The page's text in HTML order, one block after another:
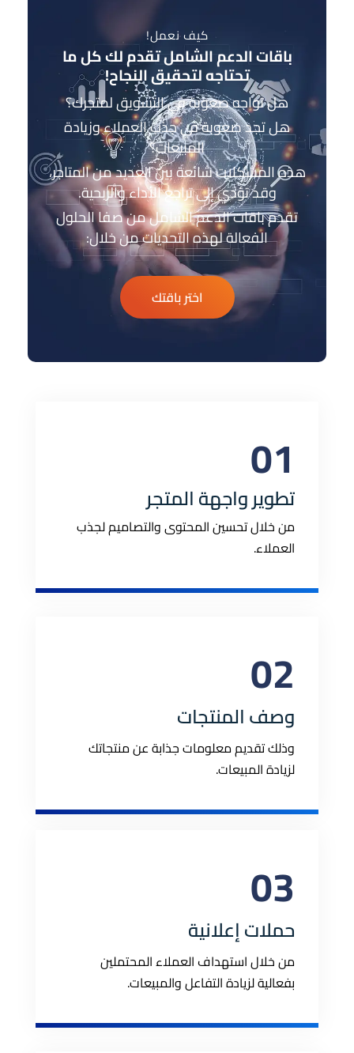
كيف نعمل!
باقات الدعم الشامل تقدم لك كل ما
تحتاجه لتحقيق النجاح!
هل تواجه صعوبة في التسويق لمتجرك؟
هل تجد صعوبة في جذب العملاء وزيادة
المبيعات؟
هذه المشكلات شائعة بين العديد من المتاجر،
وقد تؤدي إلى تراجع الأداء والربحية.
تقدم باقات الدعم الشامل من صفا الحلول
الفعالة لهذه التحديات من خلال:
اختر باقتك
01
تطوير واجهة المتجر
من خلال تحسين المحتوى والتصاميم لجذب
العملاء.
02
وصف المنتجات
وذلك تقديم معلومات جذابة عن منتجاتك
لزيادة المبيعات.
03
حملات إعلانية
من خلال استهداف العملاء المحتملين
بفعالية لزيادة التفاعل والمبيعات.